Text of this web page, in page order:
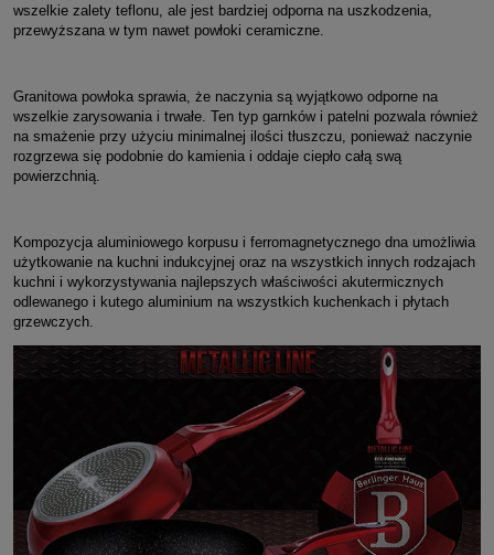
wszelkie zalety teflonu, ale jest bardziej odporna na uszkodzenia,
przewyższana w tym nawet powłoki ceramiczne.
Granitowa powłoka sprawia, że naczynia są wyjątkowo odporne na
wszelkie zarysowania i trwałe. Ten typ garnków i patelni pozwala również
na smażenie przy użyciu minimalnej ilości tłuszczu, ponieważ naczynie
rozgrzewa się podobnie do kamienia i oddaje ciepło całą swą
powierzchnią.
Kompozycja aluminiowego korpusu i ferromagnetycznego dna umożliwia
użytkowanie na kuchni indukcyjnej oraz na wszystkich innych rodzajach
kuchni i wykorzystywania najlepszych właściwości akutermicznych
odlewanego i kutego aluminium na wszystkich kuchenkach i płytach
grzewczych.